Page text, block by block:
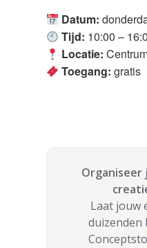
Datum:
Tijd: 10:00 –
Locatie:
Toegang: gratis
Laat jouw
duizenden